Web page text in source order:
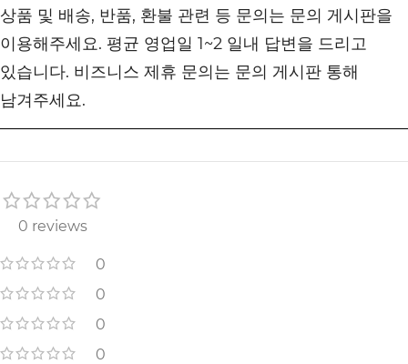
상품 및 배송, 반품, 환불 관련 등 문의는 문의 게시판을
이용해주세요. 평균 영업일 1~2 일내 답변을 드리고
있습니다. 비즈니스 제휴 문의는 문의 게시판 통해
남겨주세요.
0 reviews
0
0
0
0